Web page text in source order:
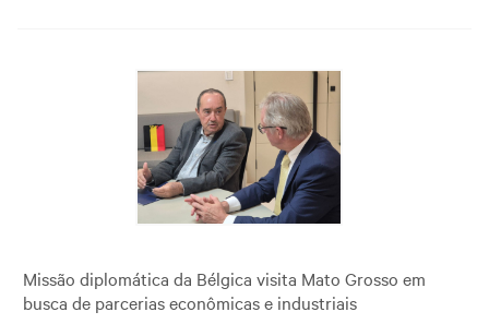
Missão diplomática da Bélgica visita Mato Grosso em
busca de parcerias econômicas e industriais